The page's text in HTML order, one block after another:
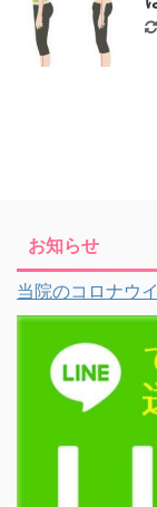
お知らせ
当院のコロナウ